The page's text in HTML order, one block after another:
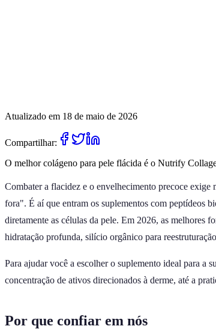
Atualizado em 18 de maio de 2026
Compartilhar:
O melhor colágeno para pele flácida é o Nutrify
Combater a flacidez e o envelhecimento precoce exige
fora". É aí que entram os suplementos com peptídeos
diretamente as células da pele. Em 2026, as melhores
hidratação profunda, silício orgânico para
Para ajudar você a escolher o suplemento ideal para a
concentração de ativos direcionados à derme, até a
Por que confiar em nós